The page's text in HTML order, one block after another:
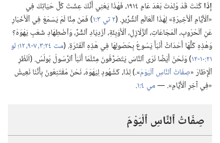
إِذَا
كُنْتَ قَدْ وُلِدْتَ بَعْدَ عَامِ ١٩١٤،‏ فَهٰذَا يَعْنِي أَنَّكَ عِشْتَ كُلَّ حَيَاتِكَ فِي
«ٱلْأَيَّامِ ٱلْأَخِيرَةِ» لِهٰذَا ٱلْعَالَمِ ٱلشِّرِّيرِ.‏ (‏٢ تي ٣:‏١
‏)‏ فَمَنْ مِنَّا لَمْ يَسْمَعْ فِي ٱلْأَخْبَارِ
عَنِ ٱلْحُرُوبِ،‏ ٱلْمَجَاعَاتِ،‏ ٱلزَّلَازِلِ،‏ ٱلْأَوْبِئَةِ،‏ ٱزْدِيَادِ ٱلشَّرِّ،‏ وَٱضْطِهَادِ شَعْبِ يَهْوَهَ؟‏
وَهٰذِهِ كُلُّهَا أَحْدَاثٌ أَنْبَأَ يَسُوعُ بِحُصُولِهَا فِي هٰذِهِ ٱلْفَتْرَةِ.‏ (‏مت ٢٤:‏٣،‏
لو
٢١:‏١٠-‏١٢
‏)‏ وَنَحْنُ أَيْضًا نَرَى ٱلنَّاسَ يَتَصَرَّفُونَ مِثْلَمَا أَنْبَأَ ٱلرَّسُولُ بُولُسُ.‏ (‏اُنْظُرِ
ٱلْإِطَارَ «‏صِفَاتُ ٱلنَّاسِ ٱلْيَوْمَ‏».‏)‏ لِذَا،‏ كَشُهُودٍ لِيَهْوَهَ،‏ نَحْنُ مُقْتَنِعُونَ بِأَنَّنَا نَعِيشُ
«فِي آخِرِ ٱلْأَيَّامِ».‏ —‏مي ٤:‏١ ‏.‏
صِفَاتُ ٱلنَّاسِ ٱلْيَوْمَ